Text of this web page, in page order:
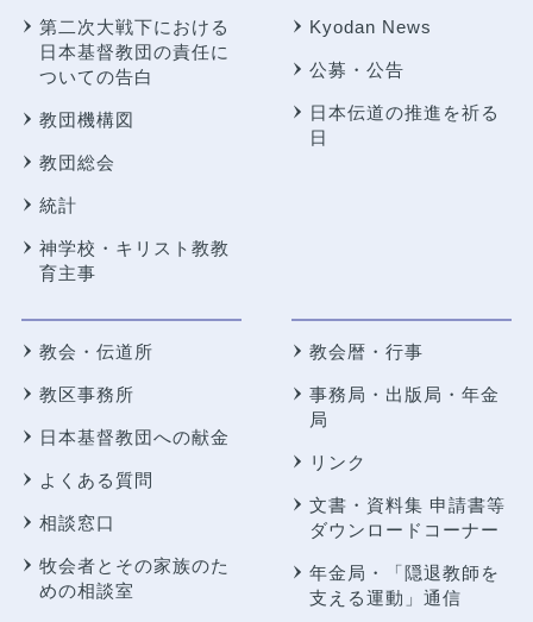
第二次大戦下における
日本基督教団の責任に
ついての告白
教団機構図
教団総会
統計
神学校・キリスト教教
育主事
Kyodan News
公募・公告
日本伝道の推進を祈る
日
教会・伝道所
教区事務所
日本基督教団への献金
よくある質問
相談窓口
牧会者とその家族のた
めの相談室
教会暦・行事
事務局・出版局・年金
局
リンク
文書・資料集 申請書等
ダウンロードコーナー
年金局・
「隠退教師を
支える運動」通信